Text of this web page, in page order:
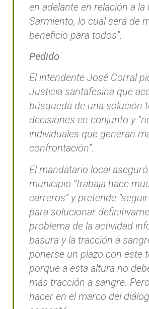
en adelante en relación a la
Sarmiento, lo cual será de
beneficio para todos”.
Pedido
El intendente José Corral
Justicia santafesina que
búsqueda de una solución
decisiones en conjunto y
individuales que generan
confrontación”.
El mandatario local
municipio “trabaja hace
carreros” y pretende
para solucionar
problema de la actividad
basura y la tracción a
ponerse un plazo con este
porque a esta altura no
más tracción a sangre.
hacer en el marco del